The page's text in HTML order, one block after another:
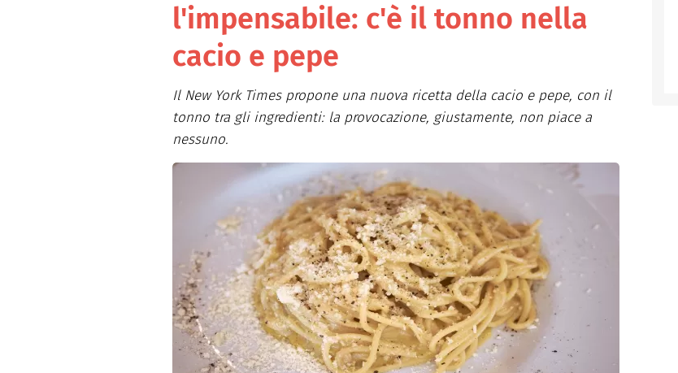
Formaggi Ricette di base
Frutta
Dolci
Halloween
Natale
Pasqua
San Valentino
l'impensabile: c'è il tonno nella
cacio e pepe
Il New York Times propone una nuova ricetta della cacio e pepe, con il
tonno tra gli ingredienti: la provocazione, giustamente, non piace a
nessuno.